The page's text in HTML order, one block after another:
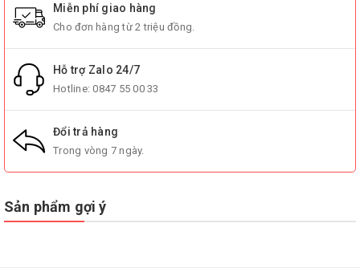
Miễn phí giao hàng
Cho đơn hàng từ 2 triệu đồng.
Hỗ trợ Zalo 24/7
Hotline:0847 55 00 33
Đổi trả hàng
Trong vòng 7 ngày.
Sản phẩm gợi ý